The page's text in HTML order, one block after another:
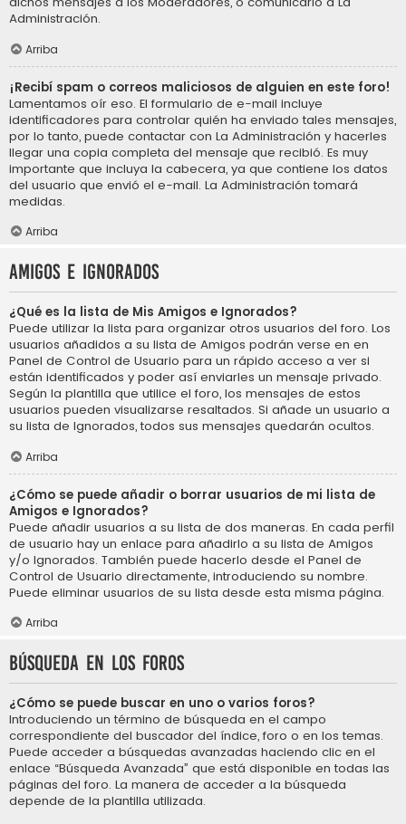
Administración.
Arriba
¡Recibí spam o correos maliciosos de alguien en este foro!
Lamentamos oír eso. El formulario de e-mail incluye
identificadores para controlar quién ha enviado tales mensajes,
por lo tanto, puede contactar con La Administración y hacerles
llegar una copia completa del mensaje que recibió. Es muy
importante que incluya la cabecera, ya que contiene los datos
del usuario que envió el e-mail. La Administración tomará
medidas.
Arriba
Amigos e Ignorados
¿Qué es la lista de Mis Amigos e Ignorados?
Puede utilizar la lista para organizar otros usuarios del foro. Los
usuarios añadidos a su lista de Amigos podrán verse en en
Panel de Control de Usuario para un rápido acceso a ver si
están identificados y poder así enviarles un mensaje privado.
Según la plantilla que utilice el foro, los mensajes de estos
usuarios pueden visualizarse resaltados. Si añade un usuario a
su lista de Ignorados, todos sus mensajes quedarán ocultos.
Arriba
¿Cómo se puede añadir o borrar usuarios de mi lista de
Amigos e Ignorados?
Puede añadir usuarios a su lista de dos maneras. En cada perfil
de usuario hay un enlace para añadirlo a su lista de Amigos
y/o Ignorados. También puede hacerlo desde el Panel de
Control de Usuario directamente, introduciendo su nombre.
Puede eliminar usuarios de su lista desde esta misma página.
Arriba
Búsqueda en los foros
¿Cómo se puede buscar en uno o varios foros?
Introduciendo un término de búsqueda en el campo
correspondiente del buscador del índice, foro o en los temas.
Puede acceder a búsquedas avanzadas haciendo clic en el
enlace “Búsqueda Avanzada” que está disponible en todas las
páginas del foro. La manera de acceder a la búsqueda
depende de la plantilla utilizada.